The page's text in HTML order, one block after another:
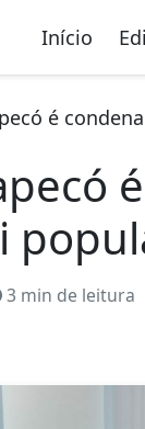
Início
é
3 min de leitura